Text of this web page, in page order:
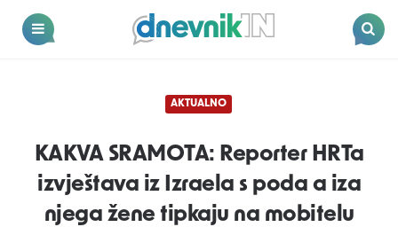
Dnevnik.in
AKTUALNO
KAKVA SRAMOTA: Reporter HRTa
izvještava iz Izraela s poda a iza
njega žene tipkaju na mobitelu